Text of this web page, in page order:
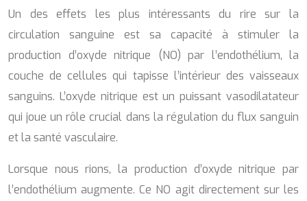
Un des effets les plus intéressants du rire sur la
circulation sanguine est sa capacité à stimuler la
production d’oxyde nitrique (NO) par l’endothélium, la
couche de cellules qui tapisse l’intérieur des vaisseaux
sanguins. L’oxyde nitrique est un puissant vasodilatateur
qui joue un rôle crucial dans la régulation du flux sanguin
et la santé vasculaire.
Lorsque nous rions, la production d’oxyde nitrique par
l’endothélium augmente. Ce NO agit directement sur les